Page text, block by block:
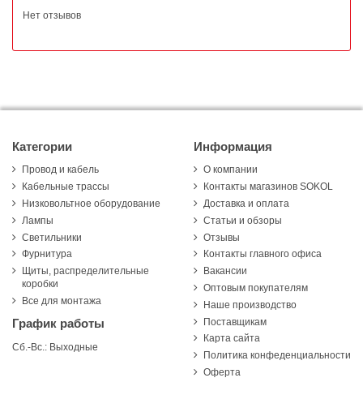
Нет отзывов
Категории
Провод и кабель
Кабельные трассы
Низковольтное оборудование
Лампы
Светильники
Фурнитура
Щиты, распределительные
коробки
Все для монтажа
График работы
Сб.-Вс.: Выходные
Информация
О компании
Контакты магазинов SOKOL
Доставка и оплата
Статьи и обзоры
Отзывы
Контакты главного офиса
Вакансии
Оптовым покупателям
Наше производство
Поставщикам
Карта сайта
Политика конфеденциальности
Оферта